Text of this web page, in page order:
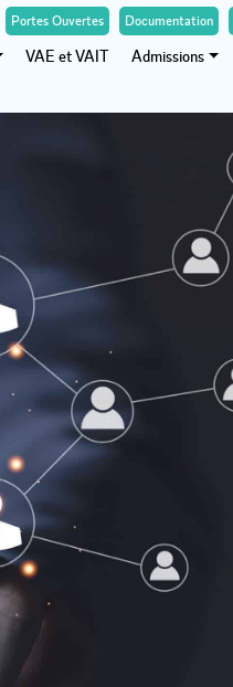
Portes Ouvertes Documentation
VAE et VAIT Admissions